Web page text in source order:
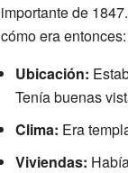
importante de
cómo era entonces:
Ubicación:
Tenía buenas
Clima: Era
Viviendas: